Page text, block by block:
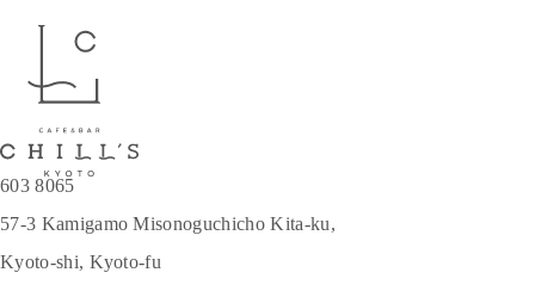
603 8065
57-3 Kamigamo Misonoguchicho Kita-ku,
Kyoto-shi, Kyoto-fu